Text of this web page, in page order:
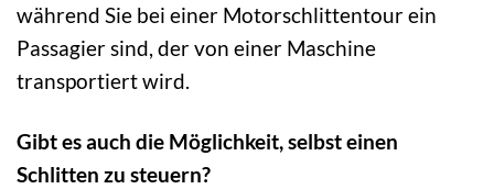
während Sie bei einer Motorschlittentour ein
Passagier sind, der von einer Maschine
transportiert wird.
Gibt es auch die Möglichkeit, selbst einen
Schlitten zu steuern?